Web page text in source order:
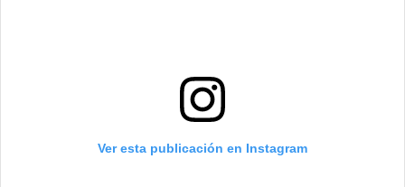
Ver esta publicación en Instagram